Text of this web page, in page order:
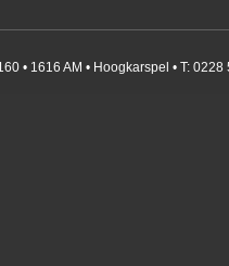
• 1616 AM • Hoogkarspel • T: